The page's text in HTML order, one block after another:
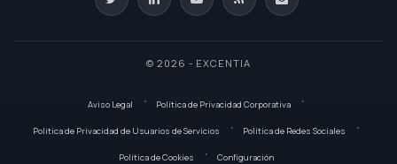
© 2026 - EXCENTIA
Aviso Legal Política de Privacidad Corporativa
Política de Privacidad de Usuarios de Servicios Política de Redes Sociales
Política de Cookies Configuración